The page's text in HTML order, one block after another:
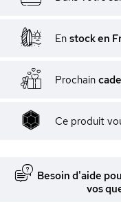
En stock en
Prochain
Ce produit
Besoin d'aide
vos